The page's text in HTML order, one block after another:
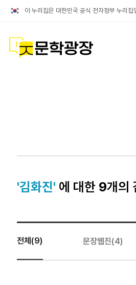
이 누리집은 대한민국 공식 전자정부 누리집
문학광장
'김화진' 에 대한 9개의
전체(9) 문장웹진(4)